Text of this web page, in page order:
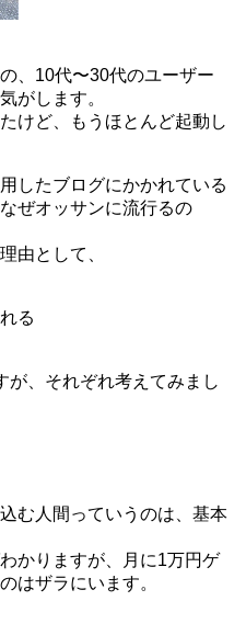
、10代〜30代のユーザー
がします。
けど、もうほとんど起動し
したブログにかかれている
ぜオッサンに流行るの
由として、
る
が、それぞれ考えてみまし
む人間っていうのは、基本
かりますが、月に1万円ゲ
はザラにいます。